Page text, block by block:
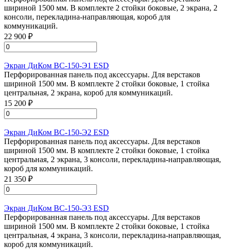
шириной 1500 мм. В комплекте 2 стойки боковые, 2 экрана, 2
консоли, перекладина-направляющая, короб для
коммуникаций.
22 900 ₽
Экран ДиКом ВС-150-Э1 ESD
Перфорированная панель под аксессуары. Для верстаков
шириной 1500 мм. В комплекте 2 стойки боковые, 1 стойка
центральная, 2 экрана, короб для коммуникаций.
15 200 ₽
Экран ДиКом ВС-150-Э2 ESD
Перфорированная панель под аксессуары. Для верстаков
шириной 1500 мм. В комплекте 2 стойки боковые, 1 стойка
центральная, 2 экрана, 3 консоли, перекладина-направляющая,
короб для коммуникаций.
21 350 ₽
Экран ДиКом ВС-150-Э3 ESD
Перфорированная панель под аксессуары. Для верстаков
шириной 1500 мм. В комплекте 2 стойки боковые, 1 стойка
центральная, 4 экрана, 3 консоли, перекладина-направляющая,
короб для коммуникаций.